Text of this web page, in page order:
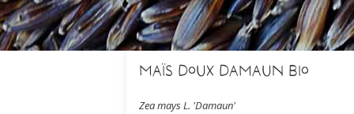
Maïs Doux Damaun Bio
Zea mays L. 'Damaun'